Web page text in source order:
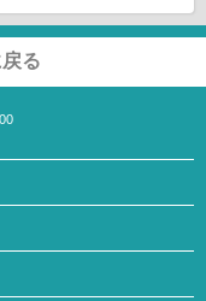
る